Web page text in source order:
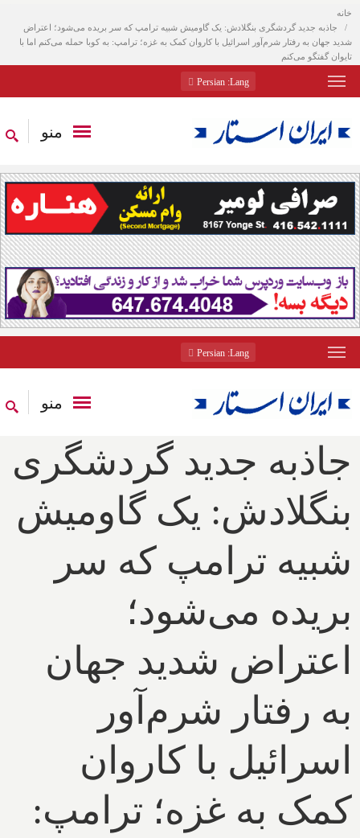
خانه
جاذبه جدید گردشگری بنگلادش: یک گاومیش شبیه ترامپ که سر بریده می‌شود؛ اعتراض
شدید جهان به رفتار شرم‌آور اسرائیل با کاروان کمک به غزه؛ ترامپ: به کوبا حمله می‌کنم اما با
تایوان گفتگو می‌کنم
Lang
: Persian
منو
Lang
: Persian
منو
جاذبه جدید گردشگری
بنگلادش: یک گاومیش
شبیه ترامپ که سر
بریده می‌شود؛
اعتراض شدید جهان
به رفتار شرم‌آور
اسرائیل با کاروان
کمک به غزه؛ ترامپ: